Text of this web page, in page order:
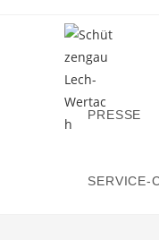
PRESSE
SERVICE-